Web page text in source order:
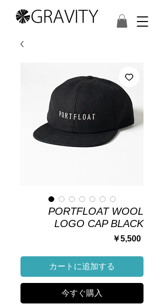
PORTFLOAT WOOL
LOGO CAP BLACK
￥5,500価
カートに追加する
今すぐ購入